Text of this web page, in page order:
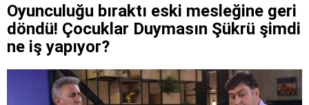
Oyunculuğu bıraktı eski mesleğine geri
döndü! Çocuklar Duymasın Şükrü şimdi
ne iş yapıyor?